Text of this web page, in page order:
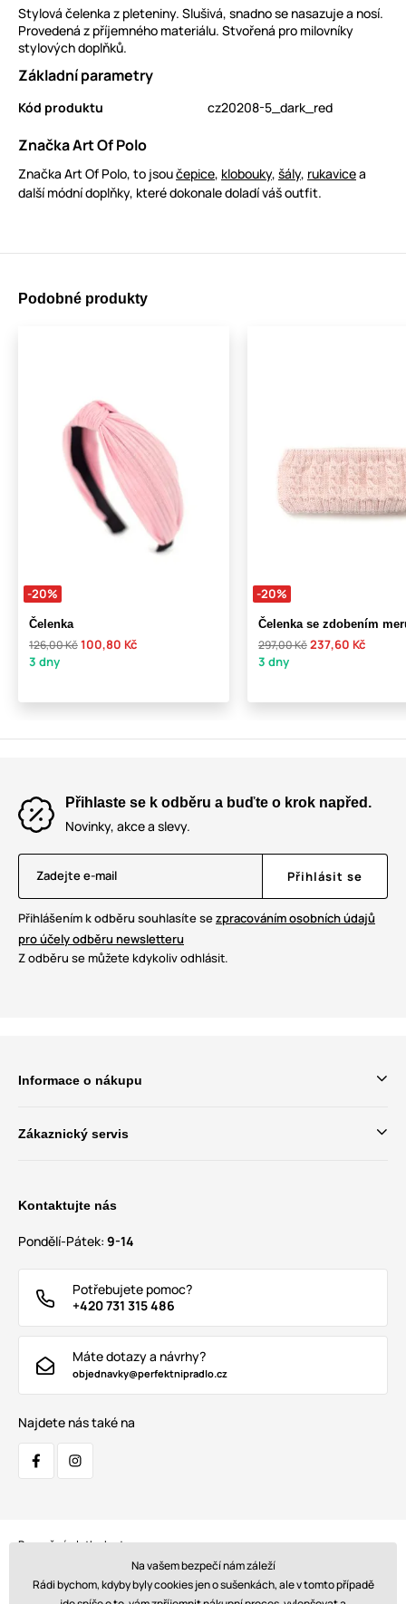
Stylová čelenka z pleteniny. Slušivá, snadno se nasazuje a nosí.
Provedená z příjemného materiálu. Stvořená pro milovníky
stylových doplňků.
Základní parametry
Kód produktu cz20208-5_dark_red
Značka Art Of Polo
Značka Art Of Polo, to jsoučepice, klobouky, šály, rukavicea
další módní doplňky, které dokonale doladí váš outfit.
Podobné produkty
-20%
Čelenka
126,00 Kč100,80 Kč
3 dny
-20%
Čelenka se zdobením
297,00 Kč237,60 Kč
3 dny
Přihlaste se k odběru a buďte o krok napřed.
Novinky, akce a slevy.
Zadejte e-mail Přihlásit se
Přihlášením k odběru souhlasíte sezpracováním osobních údajů
pro účely odběru newsletteru
Z odběru se můžete kdykoliv odhlásit.
Informace o nákupu
Zákaznický servis
Kontaktujte nás
Pondělí-Pátek: 9-14
Potřebujete pomoc?
+420 731 315 486
Máte dotazy a návrhy?
objednavky@perfektnipradlo.cz
Najdete nás také na
Bezpečná platba kartou:
Na vašem bezpečí nám záleží
Rádi bychom, kdyby byly cookies jen o sušenkách, ale v tomto případě